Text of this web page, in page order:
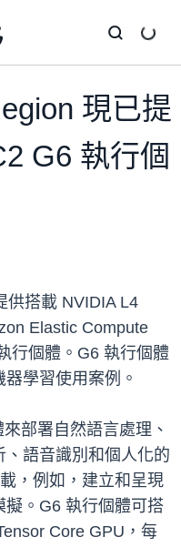
現已提
G6 執行個
供搭載 NVIDIA L4
Elastic Compute
行個體。G6 執行個體
學習使用案例。
部署自然語言處理、
語音識別和個人化的
，例如，建立和呈現
擬。G6 執行個體可搭
Core GPU，每